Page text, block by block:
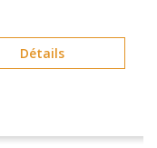
Détails